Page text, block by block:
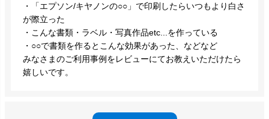
・「エプソン/キヤノンの○○」で印刷したらいつもより白さ
が際立った
・こんな書類・ラベル・写真作品etc...を作っている
・○○で書類を作るとこんな効果があった、などなど
みなさまのご利用事例をレビューにてお教えいただけたら
嬉しいです。